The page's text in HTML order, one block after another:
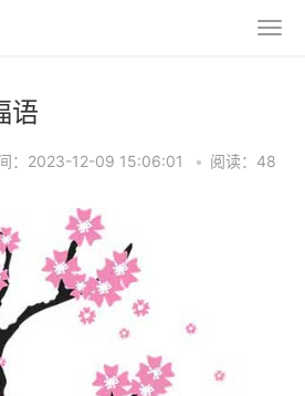
语
：2023-12-09 15:06:01 • 阅读：48